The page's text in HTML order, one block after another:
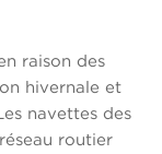
raison des
hivernale et
navettes des
routier